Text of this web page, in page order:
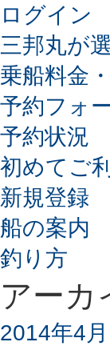
ログイン
三邦丸が
乗船料金
予約フォ
予約状況
初めてご
新規登録
船の案内
釣り方
アーカ
2014年4月